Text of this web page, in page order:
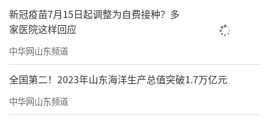
新冠疫苗7月15日起调整为自费接种？多
家医院这样回应
中华网山东频道
全国第二！2023年山东海洋生产总值突破1.7万亿元
中华网山东频道